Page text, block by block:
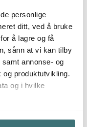
personlige
ditt, ved å bruke
å lagre og få
sånn at vi kan tilby
annonse- og
produktutvikling.
og i hvilke